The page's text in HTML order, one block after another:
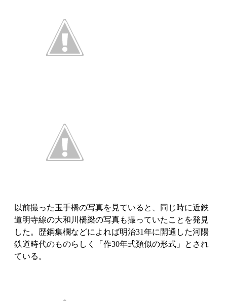
以前撮った玉手橋の写真を見ていると、同じ時に近鉄
道明寺線の大和川橋梁の写真も撮っていたことを発見
した。歴鋼集欄などによれば明治31年に開通した河陽
鉄道時代のものらしく「作30年式類似の形式」とされ
ている。